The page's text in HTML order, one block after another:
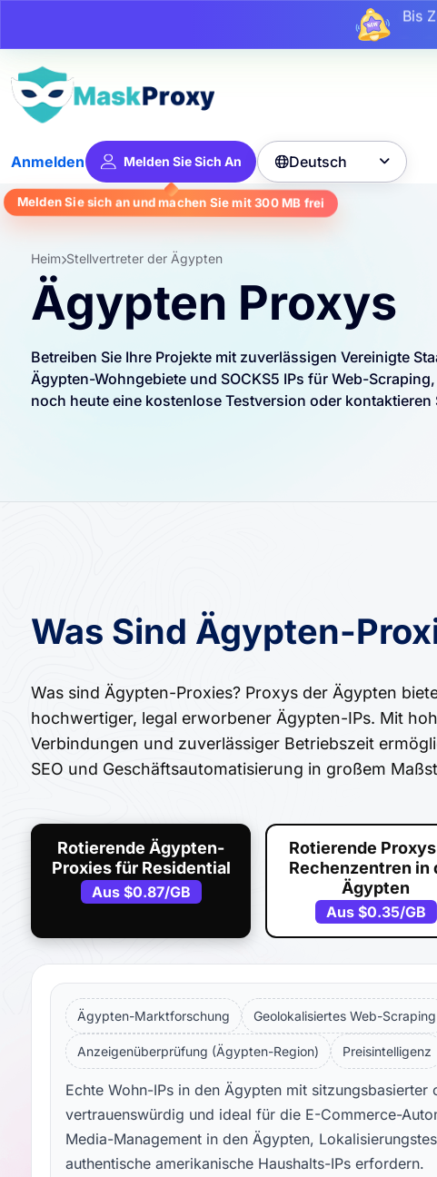
Bis
Bis
Anmelden Melden Sie Sich An
Melden Sie sich an und machen Sie mit300 MB frei
Deutsch 
Heim Stellvertreter der Ägypten
Ägypten Proxys
Betreiben Sie Ihre Projekte mit zuverlässigen Vereinigte
Ägypten-Wohngebiete und SOCKS5 IPs für Web-
noch heute eine kostenlose Testversion oder kontaktieren
Was Sind Ägypten-
Was sind Ägypten-Proxies? Proxys der Ägypten
hochwertiger, legal erworbener Ägypten-IPs. Mit
Verbindungen und zuverlässiger Betriebszeit
SEO und Geschäftsautomatisierung in großem
Rotierende Ägypten-
Proxies für Residential
Aus $0.87/GB
Rotierende
Rechenzentren in
Ägypten
Aus $0.35/GB
Ägypten-Marktforschung Geolokalisiertes Web-Scraping
Anzeigenüberprüfung (Ägypten-Region) Preisintelligenz
Echte Wohn-IPs in den Ägypten mit
vertrauenswürdig und ideal für die E-Commerce-
Media-Management in den Ägypten,
authentische amerikanische Haushalts-IPs erfordern.